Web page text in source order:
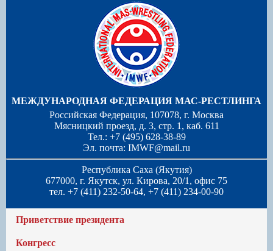
МЕЖДУНАРОДНАЯ ФЕДЕРАЦИЯ МАС-РЕСТЛИНГА
Российская Федерация, 107078, г. Москва
Мясницкий проезд, д. 3, стр. 1, каб. 611
Тел.: +7 (495) 628-38-89
Эл. почта: IMWF@mail.ru
Республика Саха (Якутия)
677000, г. Якутск, ул. Кирова, 20/1, офис 75
тел. +7 (411) 232-50-64, +7 (411) 234-00-90
Приветствие президента
Конгресс